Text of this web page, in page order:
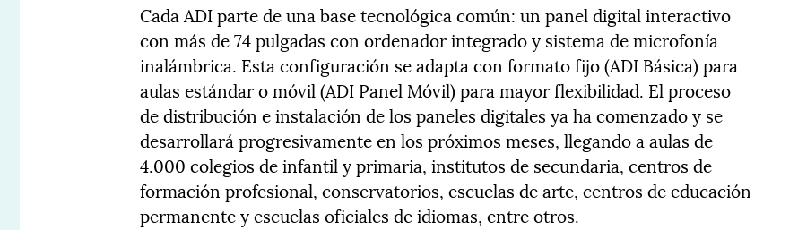
Cada ADI parte de una base tecnológica común: un panel digital interactivo
con más de 74 pulgadas con ordenador integrado y sistema de microfonía
inalámbrica. Esta configuración se adapta con formato fijo (ADI Básica) para
aulas estándar o móvil (ADI Panel Móvil) para mayor flexibilidad. El proceso
de distribución e instalación de los paneles digitales ya ha comenzado y se
desarrollará progresivamente en los próximos meses, llegando a aulas de
4.000 colegios de infantil y primaria, institutos de secundaria, centros de
formación profesional, conservatorios, escuelas de arte, centros de educación
permanente y escuelas oficiales de idiomas, entre otros.